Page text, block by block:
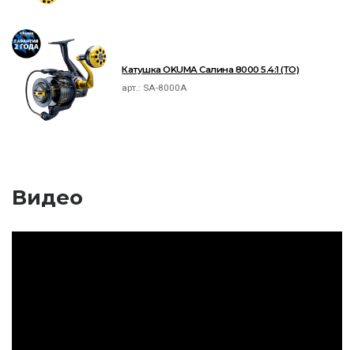
Катушка OKUMA Салина 8000 5.4:1 (ТО)
арт.: SA-8000A
Видео